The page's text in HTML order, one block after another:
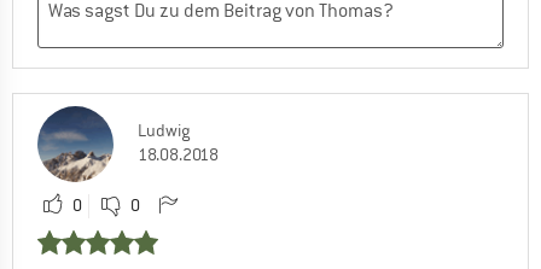
Ludwig
18.08.2018
0 0